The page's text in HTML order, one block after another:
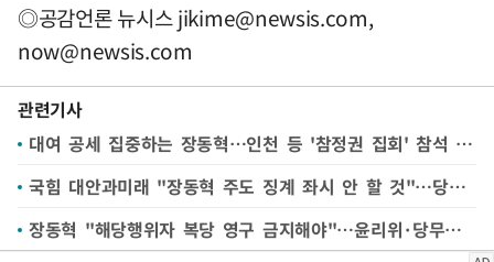
◎공감언론 뉴시스jikime@newsis.com,
now@newsis.com
관련기사
대여 공세 집중하는 장동혁…인천 등 '참정권 집회' 참석 예고도
국힘 대안과미래 "장동혁 주도 징계 좌시 안 할 것"…당권파 "지도부 흔들기"(종합)
장동혁 "해당행위자 복당 영구 금지해야"…윤리위·당무위 재가동(종합)